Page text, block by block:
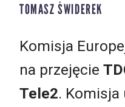
TOMASZ ŚWIDEREK
Komisja
na przejęcie
Tele2. Komisja